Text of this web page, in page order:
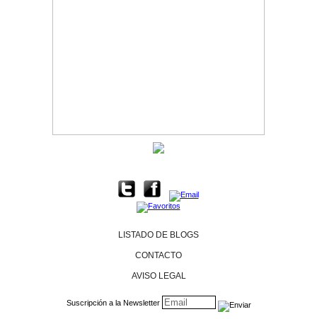
LISTADO DE BLOGS
CONTACTO
AVISO LEGAL
Suscripción a la Newsletter